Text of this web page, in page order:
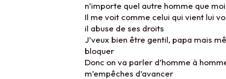
n’importe quel autre homme que moi
Il me voit comme celui qui vient lui
il abuse de ses droits
J’veux bien être gentil, papa mais
bloquer
Donc on va parler d’homme à
m’empêches d’avancer